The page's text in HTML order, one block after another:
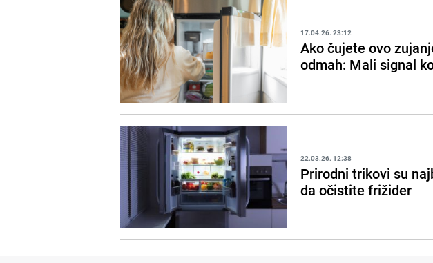
17.04.26. 23:12
Ako čujete ovo
odmah: Mali signal
22.03.26. 12:38
Prirodni trikovi su
da očistite frižider